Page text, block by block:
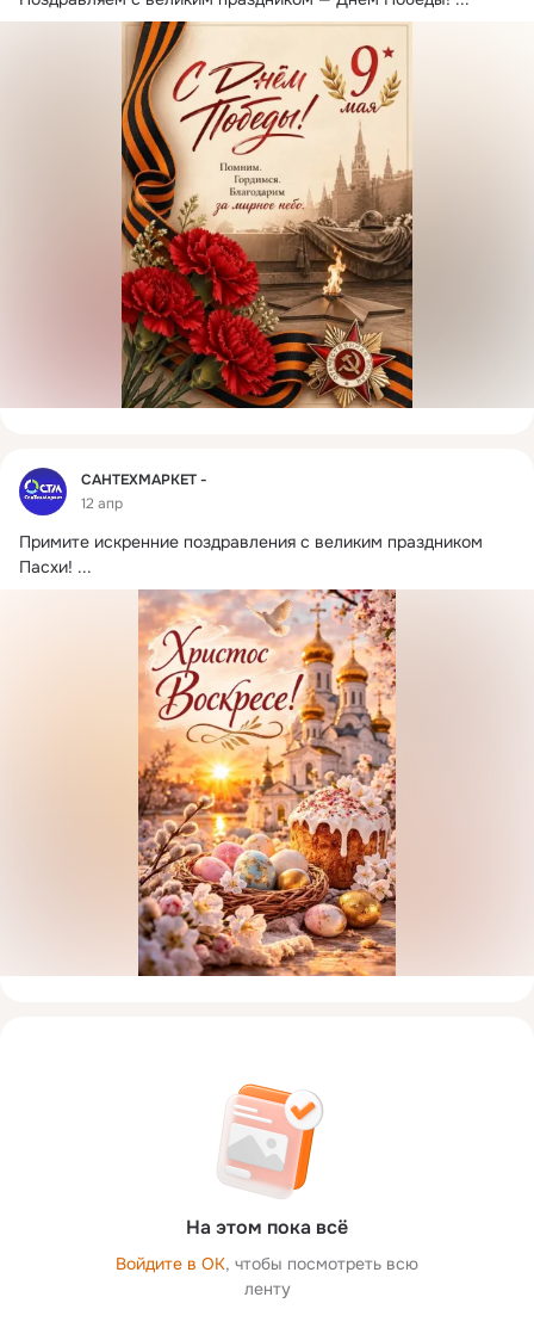
Фид
САНТЕХМАРКЕТ -
12 апр
Примите искренние поздравления с великим праздником
Пасхи! ...
На этом пока всё
Войдите в ОК, чтобы посмотреть всю
ленту